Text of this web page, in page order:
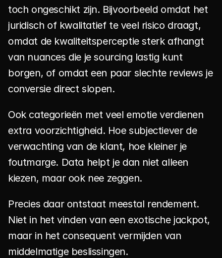
toch ongeschikt zijn. Bijvoorbeeld omdat het
juridisch of kwalitatief te veel risico draagt,
omdat de kwaliteitsperceptie sterk afhangt
van nuances die je sourcing lastig kunt
borgen, of omdat een paar slechte reviews je
conversie direct slopen.
Ook categorieën met veel emotie verdienen
extra voorzichtigheid. Hoe subjectiever de
verwachting van de klant, hoe kleiner je
foutmarge. Data helpt je dan niet alleen
kiezen, maar ook nee zeggen.
Precies daar ontstaat meestal rendement.
Niet in het vinden van een exotische jackpot,
maar in het consequent vermijden van
middelmatige beslissingen.